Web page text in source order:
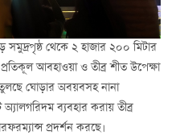
সমুদ্রপৃষ্ঠ থেকে ২ হাজার ২০০ মিটার
আবহাওয়া ও তীব্র শীত উপেক্ষা
ঘোড়ার অবয়বসহ নানা
ব্যবহার করায় তীব্র
প্রদর্শন করছে।